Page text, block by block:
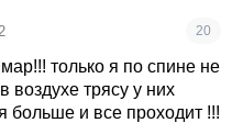
20
только я по спине не
воздухе трясу у них
больше и все проходит !!!